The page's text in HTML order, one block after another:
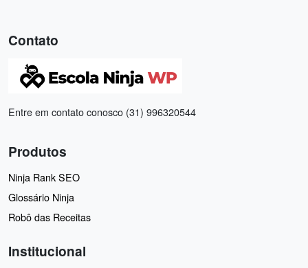
Contato
Entre em contato conosco (31) 996320544
Produtos
Ninja Rank SEO
Glossário Ninja
Robô das Receitas
Institucional